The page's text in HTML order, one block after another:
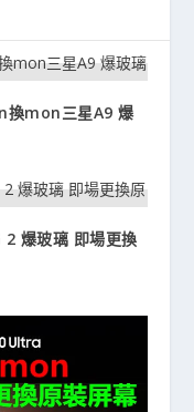
mon三星A9 爆
爆玻璃 即場更換